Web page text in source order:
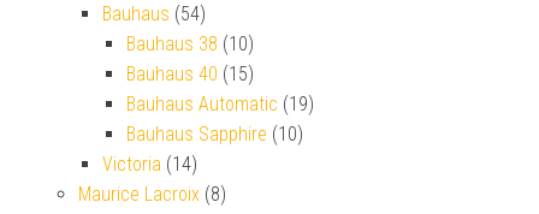
Bauhaus (54)
Bauhaus 38 (10)
Bauhaus 40 (15)
Bauhaus Automatic (19)
Bauhaus Sapphire (10)
Victoria (14)
Maurice Lacroix (8)